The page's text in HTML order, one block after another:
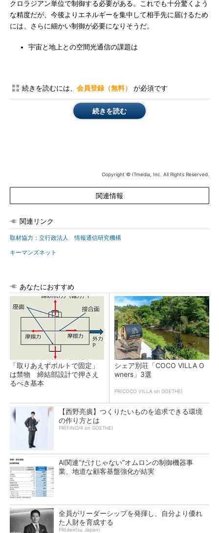
クロラジアン単位で制御する必要がある。これでも十分驚くよう
な精度だが、今後よりエネルギーを集中して相手先に届けるため
には、さらに細かい制御が必要になりそうだ。
宇宙と地上との空間光通信の課題は
続きを読むには、 会員登録（無料） が必須です
続きを読む
Copyright © ITmedia, Inc. All Rights Reserved.
関連情報
関連リンク
取材協力：立行政法人 情報通信研究機構
キーマンズネット
あなたにおすすめ
「取りあえずボルトで固定」
は禁物 締結部設計で押さえ
るべき基本
シェア別荘「COCO VILLA O
wners」3選
PR(COCO VILLA on GOETHE)
【西野亮廣】つくりたいものを追求できる環境
の作り方とは
PR(FINCHI on GOETHE)
AI関連“だけじゃない”オムロンの制御機器事
業、地道な顧客基盤強化が結実
全員がリーダーシップを発揮し、自分より優れ
た人財を育成する
PR(dentsu Japan)